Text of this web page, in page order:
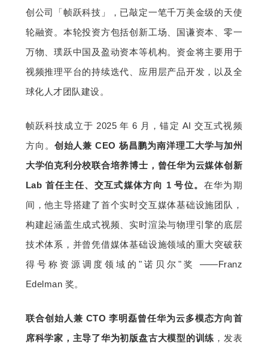
题
爱
搞
机
创公司「帧跃科技」，已敲定一笔千万美金级的天使
轮融资。本轮投资方包括创新工场、国谦资本、零一
万物、璞跃中国及盈动资本等机构。资金将主要用于
视频推理平台的持续迭代、应用层产品开发，以及全
球化人才团队建设。
帧跃科技成立于 2025 年 6 月，锚定 AI 交互式视频
方向。 创始人兼 CEO 杨昌鹏为南洋理工大学与加州
大学伯克利分校联合培养博士，曾任华为云媒体创新
Lab 首任主任、交互式媒体方向 1 号位。 在华为期
间，他主导搭建了首个实时交互媒体基础设施团队，
构建起涵盖生成式视频、实时渲染与物理引擎的底层
技术体系，并曾凭借媒体基础设施领域的重大突破获
得号称资源调度领域的"诺贝尔"奖 ——Franz
Edelman 奖。
联合创始人兼 CTO 李明磊曾任华为云多模态方向首
席科学家，主导了华为初版盘古大模型的训练 ，发表